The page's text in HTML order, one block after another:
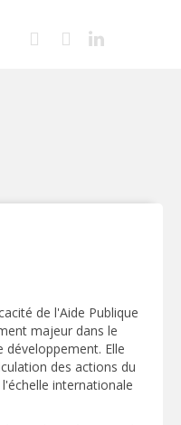
de l'Aide Publique
majeur dans le
Elle
des actions du
internationale